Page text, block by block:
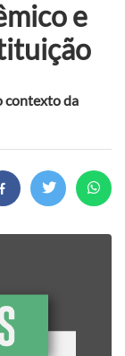
e
contexto da